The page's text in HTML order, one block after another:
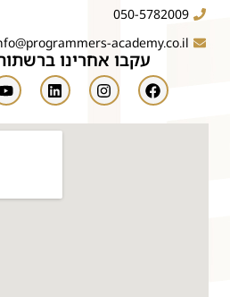
050-5782009
academy.co.il
עקבו אחרינו